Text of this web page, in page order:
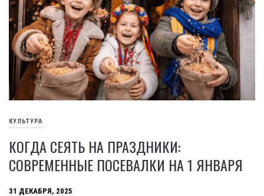
КУЛЬТУРА
КОГДА СЕЯТЬ НА ПРАЗДНИКИ:
СОВРЕМЕННЫЕ ПОСЕВАЛКИ НА 1 ЯНВАРЯ
31 ДЕКАБРЯ, 2025